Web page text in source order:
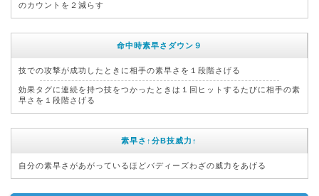
のカウントを２減らす
命中時素早さダウン９
技での攻撃が成功したときに相手の素早さを１段階さげる
効果タグに連続を持つ技をつかったときは１回ヒットするたびに相手の素
早さを１段階さげる
素早さ↑分B技威力↑
自分の素早さがあがっているほどバディーズわざの威力をあげる